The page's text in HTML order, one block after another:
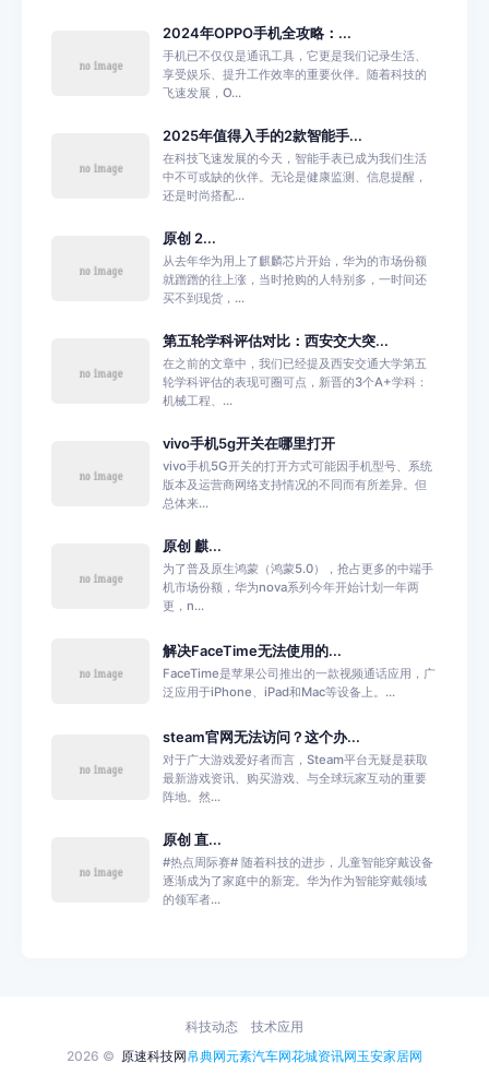
2024年OPPO手机全攻略：...
手机已不仅仅是通讯工具，它更是我们记录生活、
享受娱乐、提升工作效率的重要伙伴。随着科技的
飞速发展，O...
2025年值得入手的2款智能手...
在科技飞速发展的今天，智能手表已成为我们生活
中不可或缺的伙伴。无论是健康监测、信息提醒，
还是时尚搭配...
原创 2...
从去年华为用上了麒麟芯片开始，华为的市场份额
就蹭蹭的往上涨，当时抢购的人特别多，一时间还
买不到现货，...
第五轮学科评估对比：西安交大突...
在之前的文章中，我们已经提及西安交通大学第五
轮学科评估的表现可圈可点，新晋的3个A+学科：
机械工程、...
vivo手机5g开关在哪里打开
vivo手机5G开关的打开方式可能因手机型号、系统
版本及运营商网络支持情况的不同而有所差异。但
总体来...
原创 麒...
为了普及原生鸿蒙（鸿蒙5.0），抢占更多的中端手
机市场份额，华为nova系列今年开始计划一年两
更，n...
解决FaceTime无法使用的...
FaceTime是苹果公司推出的一款视频通话应用，广
泛应用于iPhone、iPad和Mac等设备上。...
steam官网无法访问？这个办...
对于广大游戏爱好者而言，Steam平台无疑是获取
最新游戏资讯、购买游戏、与全球玩家互动的重要
阵地。然...
原创 直...
#热点周际赛# 随着科技的进步，儿童智能穿戴设备
逐渐成为了家庭中的新宠。华为作为智能穿戴领域
的领军者...
2026 © 原速科技网帛典网元素汽车网花城资讯网玉安家居网
科技动态 技术应用